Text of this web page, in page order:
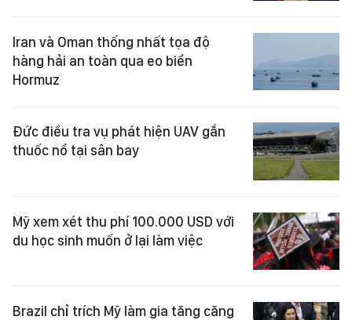
Iran và Oman thống nhất tọa độ
hàng hải an toàn qua eo biển
Hormuz
Đức điều tra vụ phát hiện UAV gắn
thuốc nổ tại sân bay
Mỹ xem xét thu phí 100.000 USD với
du học sinh muốn ở lại làm việc
Brazil chỉ trích Mỹ làm gia tăng căng